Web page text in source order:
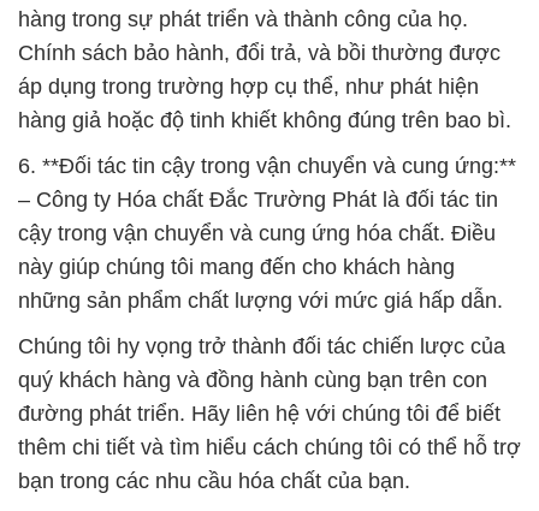
hàng trong sự phát triển và thành công của họ.
Chính sách bảo hành, đổi trả, và bồi thường được
áp dụng trong trường hợp cụ thể, như phát hiện
hàng giả hoặc độ tinh khiết không đúng trên bao bì.
6. **Đối tác tin cậy trong vận chuyển và cung ứng:**
– Công ty Hóa chất Đắc Trường Phát là đối tác tin
cậy trong vận chuyển và cung ứng hóa chất. Điều
này giúp chúng tôi mang đến cho khách hàng
những sản phẩm chất lượng với mức giá hấp dẫn.
Chúng tôi hy vọng trở thành đối tác chiến lược của
quý khách hàng và đồng hành cùng bạn trên con
đường phát triển. Hãy liên hệ với chúng tôi để biết
thêm chi tiết và tìm hiểu cách chúng tôi có thể hỗ trợ
bạn trong các nhu cầu hóa chất của bạn.